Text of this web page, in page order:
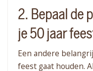
2. Bepaal de
je 50 jaar
Een andere
feest gaat houden.